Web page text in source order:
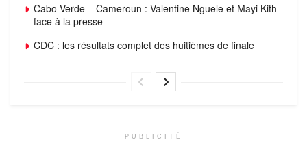
Cabo Verde – Cameroun : Valentine Nguele et Mayi Kith
face à la presse
CDC : les résultats complet des huitièmes de finale
PUBLICITÉ